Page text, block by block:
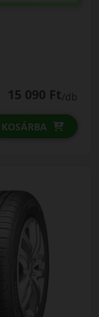
15 090 Ft/db
KOSÁRBA